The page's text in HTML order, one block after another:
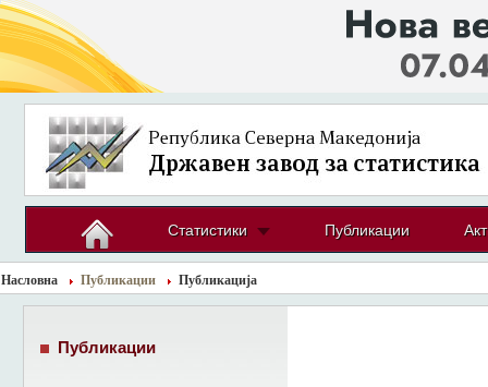
Статистики Публикации
Насловна Публикации Публикација
Публикации